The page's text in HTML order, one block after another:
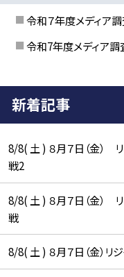
令和７年度メディア
令和7年度メディア
新着記事
8/8( 土 ) ８月７日（金）
戦2
8/8( 土 ) ８月７日（金）
戦
8/8( 土 ) ８月７日（金）